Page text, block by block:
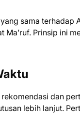
sama terhadap
Prinsip ini
dan
lebih lanjut.